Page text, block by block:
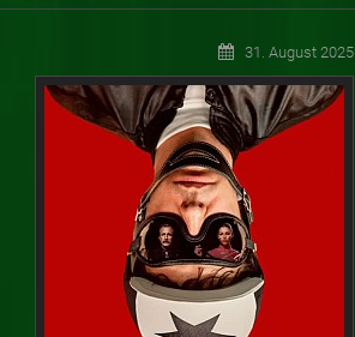
31. August 2025